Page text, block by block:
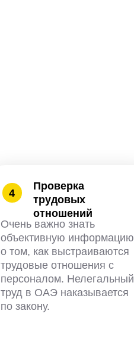
Проверка
трудовых
отношений
Очень важно знать
объективную информацию
о том, как выстраиваются
трудовые отношения с
персоналом. Нелегальный
труд в ОАЭ наказывается
по закону.
4